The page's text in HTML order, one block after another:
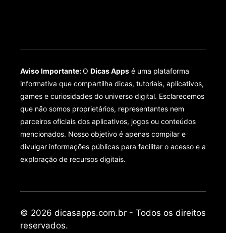
Aviso Importante:O Dicas Apps é uma plataforma
informativa que compartilha dicas, tutoriais, aplicativos,
games e curiosidades do universo digital. Esclarecemos
que não somos proprietários, representantes nem
parceiros oficiais dos aplicativos, jogos ou conteúdos
mencionados. Nosso objetivo é apenas compilar e
divulgar informações públicas para facilitar o acesso e a
exploração de recursos digitais.
© 2026 dicasapps.com.br - Todos os direitos
reservados.